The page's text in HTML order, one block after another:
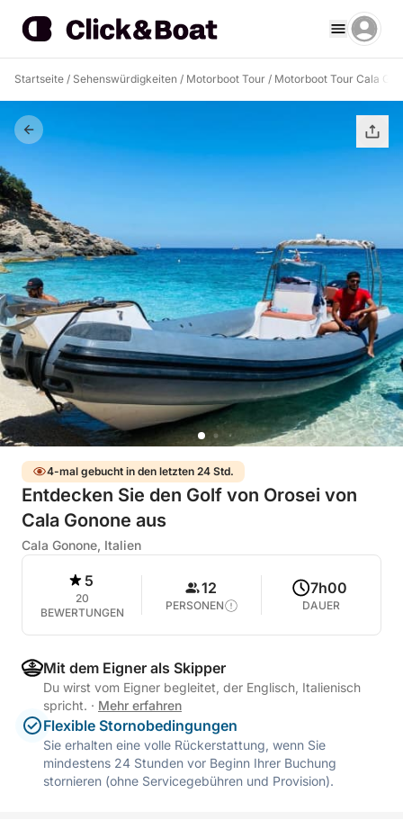
Startseite / Sehenswürdigkeiten / Motorboot Tour / Motorboot Tour Cala
4-mal gebucht in den letzten 24 Std.
Entdecken Sie den Golf von Orosei von
Cala Gonone aus
Cala Gonone, Italien
5
20
BEWERTUNGEN
12
PERSONEN
7h00
DAUER
Mit dem Eigner als Skipper
Du wirst vom Eigner begleitet, der Englisch, Italienisch
spricht. · Mehr erfahren
Flexible Stornobedingungen
Sie erhalten eine volle Rückerstattung, wenn Sie
mindestens 24 Stunden vor Beginn Ihrer Buchung
stornieren (ohne Servicegebühren und Provision).